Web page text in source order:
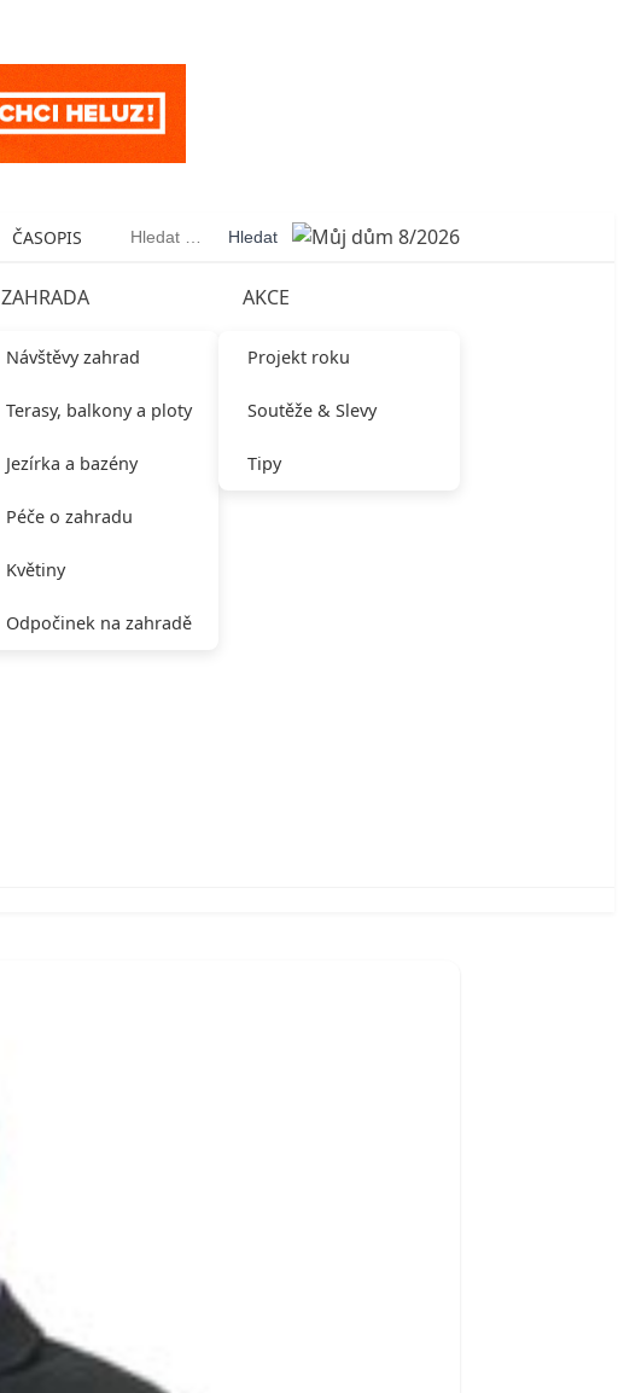
ČASOPIS Vyhledávání
ZAHRADA
Návštěvy zahrad
Terasy, balkony a ploty
Jezírka a bazény
Péče o zahradu
Květiny
Odpočinek na zahradě
AKCE
Projekt roku
Soutěže & Slevy
Tipy